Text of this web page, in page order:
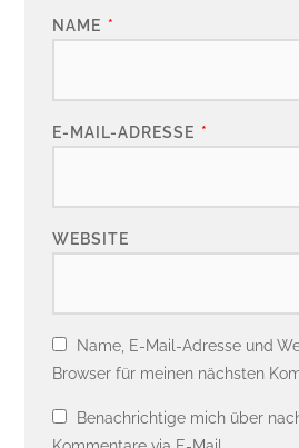
NAME *
E-MAIL-ADRESSE *
WEBSITE
Name, E-Mail-Adresse und
Browser für meinen nächsten
Benachrichtige mich über